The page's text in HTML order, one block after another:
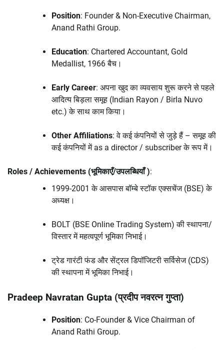
Position: Founder & Non-Executive Chairman,
Anand Rathi Group.
Education: Chartered Accountant, Gold
Medallist, 1966 बैच।
Early Career: अपना खुद का व्यवसाय शुरू करने से पहले
आदित्य बिड़ला समूह (Indian Rayon / Birla Nuvo
etc.) के साथ काम किया।
Other Affiliations: वे कई कंपनियों से जुड़े हैं – समूह की
कई कंपनियों में as a director / subscriber के रूप में।
Roles / Achievements (भूमिकाएँ/उपलब्धियाँ ):
1999-2001 के आसपास बॉम्बे स्टॉक एक्सचेंज (BSE) के
अध्यक्ष।
BOLT (BSE Online Trading System) की स्थापना/
विस्तार में महत्वपूर्ण भूमिका निभाई।
ट्रेड गारंटी फंड और सेंट्रल डिपॉजिटरी सर्विसेज (CDS)
की स्थापना में भूमिका निभाई।
Pradeep Navratan Gupta (प्रदीप नवरत्न गुप्ता)
Position: Co-Founder & Vice Chairman of
Anand Rathi Group.